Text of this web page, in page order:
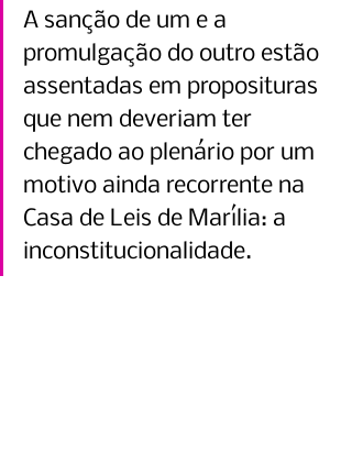
A sanção de um e a
promulgação do outro estão
assentadas em proposituras
que nem deveriam ter
chegado ao plenário por um
motivo ainda recorrente na
Casa de Leis de Marília: a
inconstitucionalidade.